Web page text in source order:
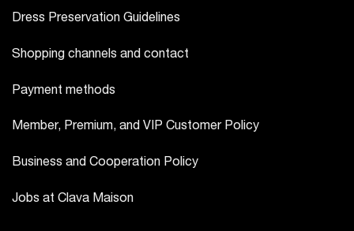
Dress Preservation Guidelines
Shopping channels and contact
Payment methods
Member, Premium, and VIP Customer Policy
Business and Cooperation Policy
Jobs at Clava Maison